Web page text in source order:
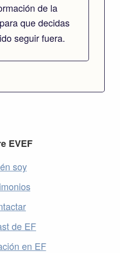
de la
para que decidas
seguir fuera.
EVEF
soy
de EF
en EF